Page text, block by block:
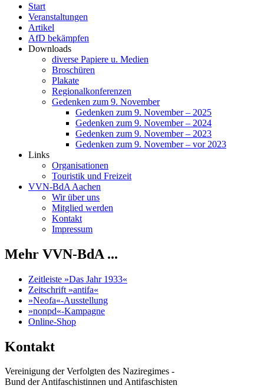
Start
Veranstaltungen
Artikel
AfD bekämpfen
Downloads
diverse Papiere u. Medien
Broschüren
Plakate
Regionalkonferenzen
Gedenken zum 9. November
Gedenken zum 9. November – 2025
Gedenken zum 9. November – 2024
Gedenken zum 9. November – 2023
Gedenken zum 9. November – vor 2023
Links
Organisationen
Touristik und Freizeit
VVN-BdA Aachen
Wir über uns
Mitglied werden
Kontakt
Impressum
Mehr VVN-BdA ...
Zeitleiste »Das Jahr 1933«
Zeitschrift »antifa«
»Neofa«-Ausstellung
»nonpd«-Kampagne
Online-Shop
Kontakt
Vereinigung der Verfolgten des Naziregimes -
Bund der Antifaschistinnen und Antifaschisten